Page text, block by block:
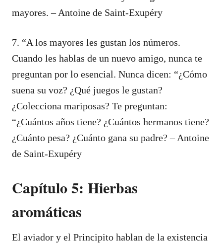
mayores. – Antoine de Saint-Exupéry
7. “A los mayores les gustan los números.
Cuando les hablas de un nuevo amigo, nunca te
preguntan por lo esencial. Nunca dicen: “¿Cómo
suena su voz? ¿Qué juegos le gustan?
¿Colecciona mariposas? Te preguntan:
“¿Cuántos años tiene? ¿Cuántos hermanos tiene?
¿Cuánto pesa? ¿Cuánto gana su padre? – Antoine
de Saint-Exupéry
Capítulo 5: Hierbas
aromáticas
El aviador y el Principito hablan de la existencia